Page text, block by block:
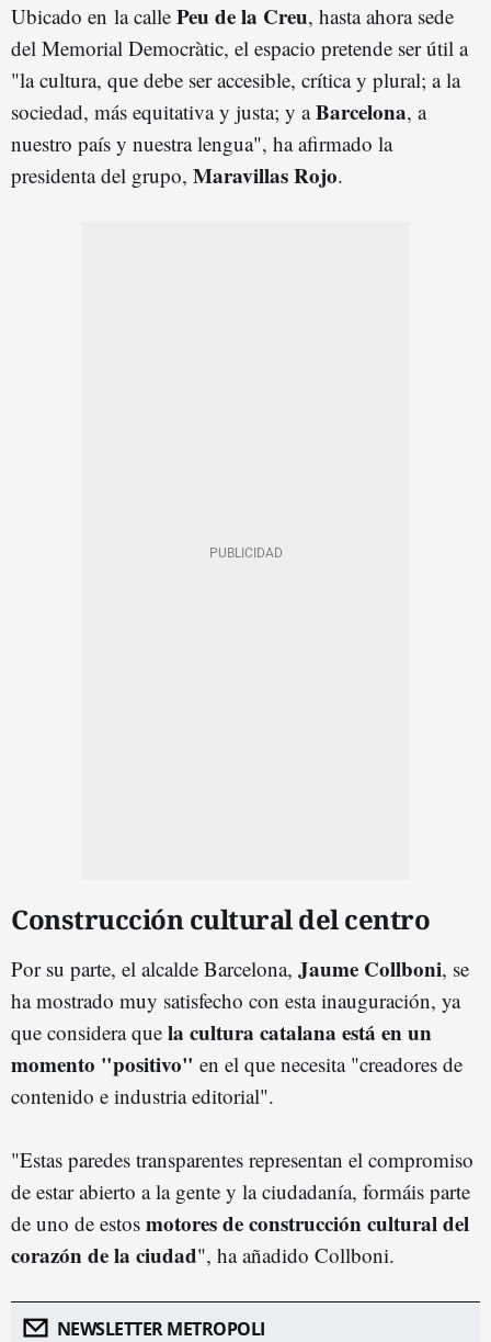
Ubicado en la calle Peu de la Creu, hasta ahora sede
del Memorial Democràtic, el espacio pretende ser útil a
"la cultura, que debe ser accesible, crítica y plural; a la
sociedad, más equitativa y justa; y aBarcelona, a
nuestro país y nuestra lengua", ha afirmado la
presidenta del grupo, Maravillas Rojo.
Construcción cultural del centro
Por su parte, el alcalde Barcelona, Jaume Collboni, se
ha mostrado muy satisfecho con esta inauguración, ya
que considera que la cultura catalana está en un
momento "positivo" en el que necesita "creadores de
contenido e industria editorial".
"Estas paredes transparentes representan el compromiso
de estar abierto a la gente y la ciudadanía, formáis parte
de uno de estos motores de construcción cultural del
corazón de la ciudad", ha añadido Collboni.
NEWSLETTER METROPOLI